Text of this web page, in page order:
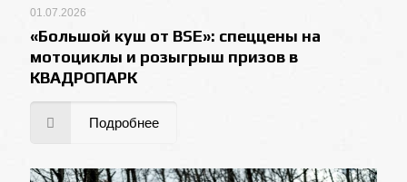
01.07.2026
«Большой куш от BSE»: спеццены на
мотоциклы и розыгрыш призов в
КВАДРОПАРК
Подробнее